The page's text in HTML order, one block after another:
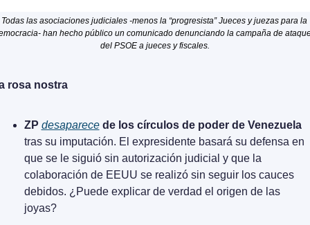
Todas las asociaciones judiciales -menos la “progresista” Jueces y juezas para la
han hecho público un comunicado denunciando la campaña de
del PSOE a jueces y fiscales.
rosa nostra
ZP desaparece de los círculos de poder de Venezuela
tras su imputación. El expresidente basará su defensa en
que se le siguió sin autorización judicial y que la
colaboración de EEUU se realizó sin seguir los cauces
debidos. ¿Puede explicar de verdad el origen de las
joyas?